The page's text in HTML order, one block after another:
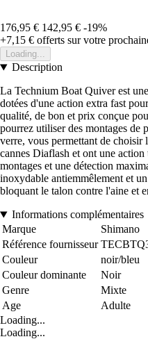
176,95 € 142,95 € -19%
+7,15 € offerts sur votre
Loading...
Description
La Technium Boat Quiver est
dotées d'une action extra fast
qualité, de bon et prix conçue
pourrez utiliser des montages de
verre, vous permettant de
cannes Diaflash et ont une
montages et une détection
inoxydable antiemmêlement et
bloquant le talon contre l'aine et
Informations complémentaires
Marque
Shimano
Référence fournisseur
Couleur
noir/bleu
Couleur dominante
Noir
Genre
Mixte
Age
Adulte
Loading...
Loading...